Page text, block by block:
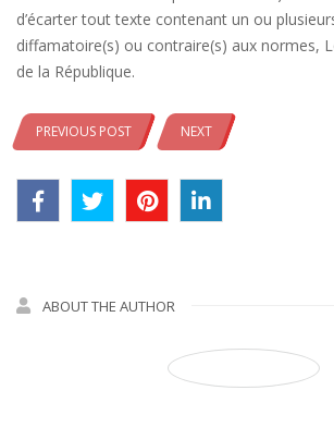
d’écarter tout texte contenant un ou
diffamatoire(s) ou contraire(s) aux normes,
de la République.
PREVIOUS POST NEXT
ABOUT THE AUTHOR